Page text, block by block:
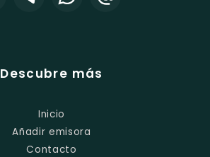
Descubre más
Inicio
Añadir emisora
Contacto